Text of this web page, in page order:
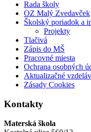
Rada školy
OZ Malý Zvedavček
Školský poriadok a
Projekty
Tlačivá
Zápis do MŠ
Pracovné miesta
Ochrana osobných
Aktualizačné
Zásady Cookies
Kontakty
Materská škola